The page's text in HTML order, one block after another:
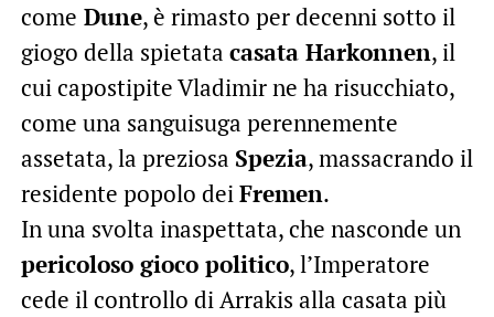
come Dune, è rimasto per decenni sotto il
giogo della spietata casata Harkonnen, il
cui capostipite Vladimir ne ha risucchiato,
come una sanguisuga perennemente
assetata, la preziosa Spezia, massacrando il
residente popolo deiFremen.
In una svolta inaspettata, che nasconde un
pericoloso gioco politico, l’Imperatore
cede il controllo di Arrakis alla casata più